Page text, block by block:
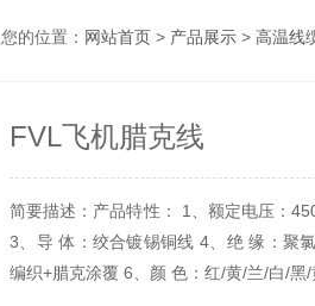
您的位置： 网站首页 > 产品展示 > 高温线
FVL飞机腊克线
简要描述：产品特性： 1、额定电压：
3、导 体：绞合镀锡铜线 4、绝 缘：聚
编织+腊克涂覆 6、颜 色：红/黄/兰/白/黑